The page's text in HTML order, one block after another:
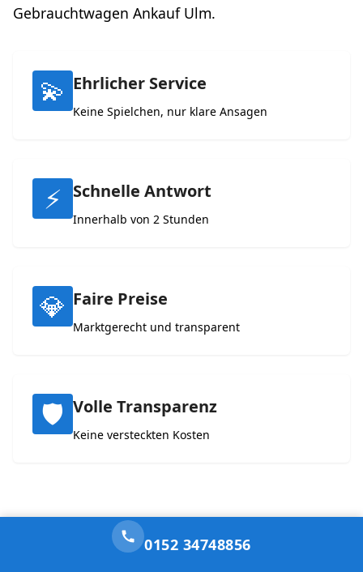
Gebrauchtwagen Ankauf Ulm.
💫 Ehrlicher Service
Keine Spielchen, nur klare Ansagen
⚡ Schnelle Antwort
Innerhalb von 2 Stunden
💎 Faire Preise
Marktgerecht und transparent
🛡️ Volle Transparenz
Keine versteckten Kosten
0152 34748856